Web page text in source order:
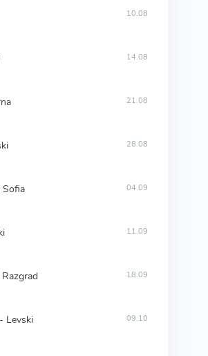
10.08
14.08
21.08
28.08
Sofia 04.09
11.09
18.09
Levski 09.10